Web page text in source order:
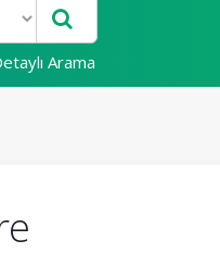
Arama